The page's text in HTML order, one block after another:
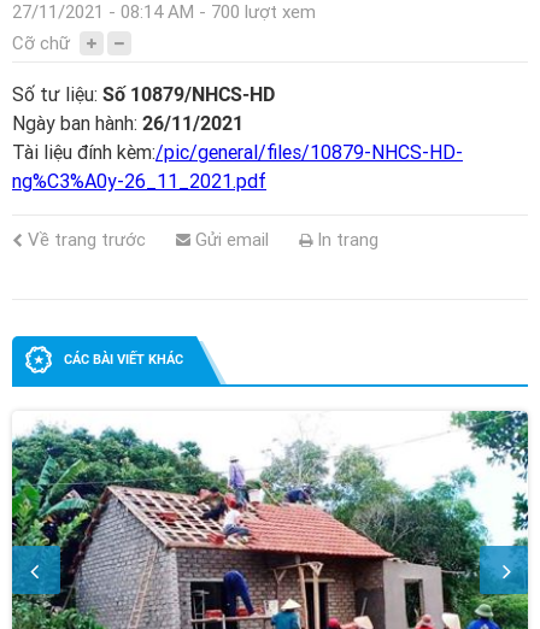
27/11/2021 - 08:14 AM - 700 lượt xem
Cỡ chữ
Số tư liệu: Số 10879/NHCS-HD
Ngày ban hành: 26/11/2021
Tài liệu đính kèm:/pic/general/files/10879-NHCS-HD-
ng%C3%A0y-26_11_2021.pdf
Về trang trước Gửi email In trang
CÁC BÀI VIẾT KHÁC